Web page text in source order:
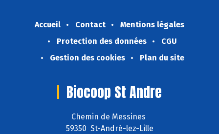
Accueil Contact
Mentions légales
Protection des données
CGU
Gestion des cookies
Plan du site
Biocoop St Andre
Chemin de Messines
59350 St-André-lez-Lille